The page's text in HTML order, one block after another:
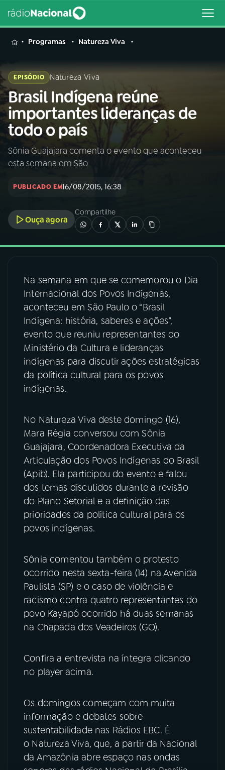
MENU
Buscar
na
Rádio
Nacional
Buscar
AO VIVO
INÍCIO
A RÁDIO
03PROGRAMAÇÃO
04PROGRAMAS
PODCASTS
06 VIDEOCASTS
07
FESTIVAL DE MÚSICA
ACOMPANHE A RÁDIO NACIONAL
YouTube Facebook
TikTok
Programas Natureza Viva
EPISÓDIO Natureza Viva
Brasil Indígena reúne
importantes lideranças de
todo o país
Sônia Guajajara comenta o evento que aconteceu
esta semana em São
PUBLICADO EM16/08/2015, 16:38
Ouça agora
Compartilhe
Na semana em que se comemorou o Dia
Internacional dos Povos Indígenas,
aconteceu em São Paulo o “Brasil
Indígena: história, saberes e ações”,
evento que reuniu representantes do
Ministério da Cultura e lideranças
indígenas para discutir ações estratégicas
da política cultural para os povos
indígenas.
No Natureza Viva deste domingo (16),
Mara Régia conversou com Sônia
Guajajara, Coordenadora Executiva da
Articulação dos Povos Indígenas do Brasil
(Apib). Ela participou do evento e falou
dos temas discutidos durante a revisão
do Plano Setorial e a definição das
prioridades da política cultural para os
povos indígenas.
Sônia comentou também o protesto
ocorrido nesta sexta-feira (14) na Avenida
Paulista (SP) e o caso de violência e
racismo contra quatro representantes do
povo Kayapó ocorrido há duas semanas
na Chapada dos Veadeiros (GO).
Confira a entrevista na íntegra clicando
no player acima.
Os domingos começam com muita
informação e debates sobre
sustentabilidade nas Rádios EBC. É
o Natureza Viva, que, a partir da Nacional
da Amazônia abre espaço nas ondas